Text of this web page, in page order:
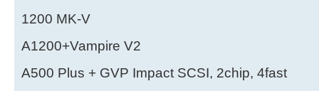
1200 MK-V
A1200+Vampire V2
А500 Plus + GVP Impact SCSI, 2chip, 4fast